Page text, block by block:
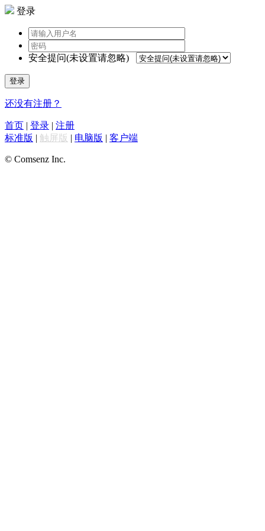
登录
安全提问(未设置请忽略)
登录
还没有注册？
首页 | 登录 | 注册
标准版 | 触屏版 | 电脑版 | 客户端
© Comsenz Inc.